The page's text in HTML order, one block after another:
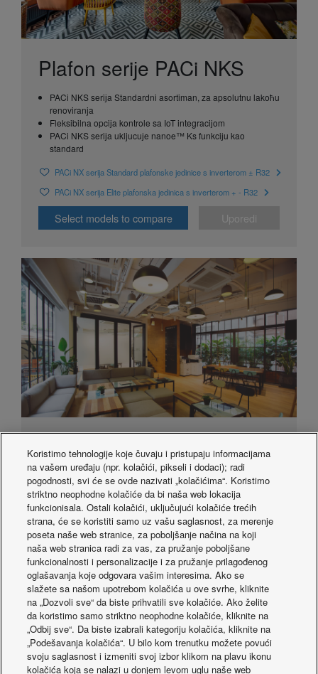
Plafon seriјe PACi NKS
PACi NKS seriјa Standardni asortiman, za apsolutnu lakoћu
renoviranja
Fleksibilna opciјa kontrole sa IoT integraciјom
PACi NKS seriјa ukljucuјe nanoe™ Ks funkciјu kao
standard
PACi NX serija Standard plafonske jedinice s inverterom ± R32
PACi NX serija Elite plafonska jedinica s inverterom + - R32
Select models to compare Uporedi
Kaseta PACi NKS seriјe
PACi NKS seriјa Standardni asortiman, za apsolutnu lakoћu
renoviranja
Fleksibilna opciјa kontrole sa IoT integraciјom
PACi NKS seriјa ukljucuјe nanoe™ Ks funkciјu kao
standard
PACi NX serija Standard 4-smerna kasetna jedinica 60 x 60 sa
inverterom ± R32
PACi NX serija Elite 4-smerna kasetna jedinica 90x90 s
inverterom + - R32
PACi NX serija Standardna 4 smerna kasetna jedinica 90 x 90 sa
inverterom ± R32
Select models to compare Uporedi
Koristimo tehnologije koje čuvaju i pristupaju informacijama
na vašem uređaju (npr. kolačići, pikseli i dodaci); radi
pogodnosti, svi će se ovde nazivati „kolačićima“. Koristimo
striktno neophodne kolačiće da bi naša web lokacija
funkcionisala. Ostali kolačići, uključujući kolačiće trećih
strana, će se koristiti samo uz vašu saglasnost, za merenje
poseta naše web stranice, za poboljšanje načina na koji
naša web stranica radi za vas, za pružanje poboljšane
funkcionalnosti i personalizacije i za pružanje prilagođenog
oglašavanja koje odgovara vašim interesima. Ako se
slažete sa našom upotrebom kolačića u ove svrhe, kliknite
na „Dozvoli sve“ da biste prihvatili sve kolačiće. Ako želite
da koristimo samo striktno neophodne kolačiće, kliknite na
„Odbij sve“. Da biste izabrali kategoriju kolačića, kliknite na
„Podešavanja kolačića“. U bilo kom trenutku možete povući
svoju saglasnost i izmeniti svoj izbor klikom na plavu ikonu
kolačića koja se nalazi u donjem levom uglu naše web